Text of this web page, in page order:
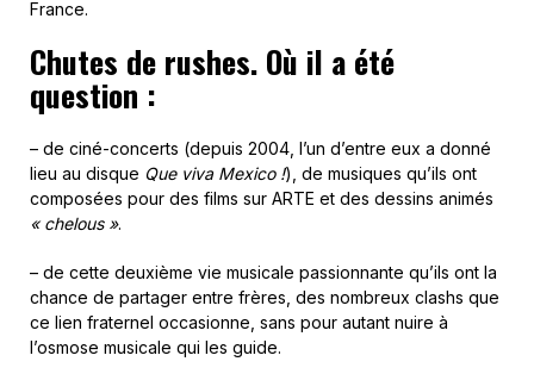
France.
Chutes de rushes. Où il a été
question :
– de ciné-concerts (depuis 2004, l’un d’entre eux a donné
lieu au disque Que viva Mexico !), de musiques qu’ils ont
composées pour des films sur ARTE et des dessins animés
« chelous ».
– de cette deuxième vie musicale passionnante qu’ils ont la
chance de partager entre frères, des nombreux clashs que
ce lien fraternel occasionne, sans pour autant nuire à
l’osmose musicale qui les guide.